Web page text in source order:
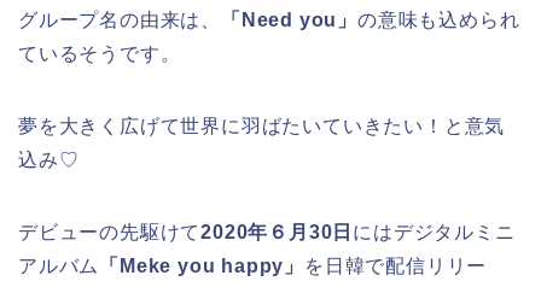
グループ名の由来は、 「Need you」 の意味も込められ
ているそうです。
夢を大きく広げて世界に羽ばたいていきたい！と意気
込み♡
デビューの先駆けて2020年６月30日 にはデジタルミニ
アルバム
「Meke you happy」
を日韓で配信リリー